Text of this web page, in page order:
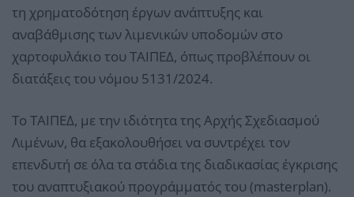
τη χρηματοδότηση έργων ανάπτυξης και
αναβάθμισης των λιμενικών υποδομών στο
χαρτοφυλάκιο του ΤΑΙΠΕΔ, όπως προβλέπουν οι
διατάξεις του νόμου 5131/2024.
Το ΤΑΙΠΕΔ, με την ιδιότητα της Αρχής Σχεδιασμού
Λιμένων, θα εξακολουθήσει να συντρέχει τον
επενδυτή σε όλα τα στάδια της διαδικασίας έγκρισης
του αναπτυξιακού προγράμματός του (masterplan).